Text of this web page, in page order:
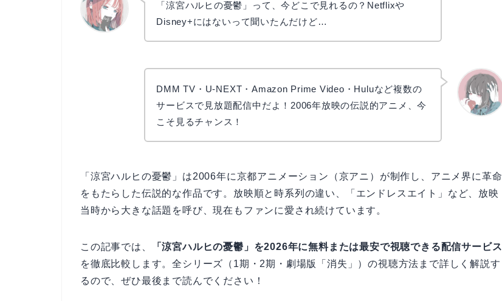
「涼宮ハルヒの憂鬱」って、今どこで見れるの？Netflixや
Disney+にはないって聞いたんだけど…
DMM TV・U-NEXT・Amazon Prime Video・Huluなど複数の
サービスで見放題配信中だよ！2006年放映の伝説的アニメ、今
こそ見るチャンス！
「涼宮ハルヒの憂鬱」は2006年に京都アニメーション（京アニ）が制作し、アニメ界に革命
をもたらした伝説的な作品です。放映順と時系列の違い、「エンドレスエイト」など、放映
当時から大きな話題を呼び、現在もファンに愛され続けています。
この記事では、
「涼宮ハルヒの憂鬱」を2026年に無料または最安で視聴できる配信サービス
を徹底比較します。全シリーズ（1期・2期・劇場版「消失」）の視聴方法まで詳しく解説す
るので、ぜひ最後まで読んでください！